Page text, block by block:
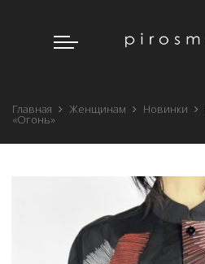
Главная Женщинам Новинки
«Огонь»